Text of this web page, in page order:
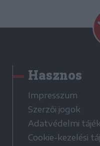
Hasznos
Impresszum
Szerzői jogok
Adatvédelmi
Cookie-kezelési